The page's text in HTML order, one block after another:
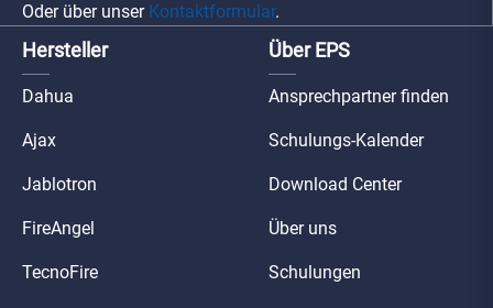
Oder über unser Kontaktformular.
Hersteller
Dahua
Ajax
Jablotron
FireAngel
TecnoFire
Über EPS
Ansprechpartner finden
Schulungs-Kalender
Download Center
Über uns
Schulungen